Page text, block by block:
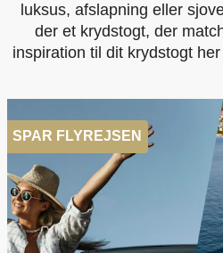
luksus, afslapning eller
der et krydstogt, der
inspiration til dit krydstogt
SPAR FLYREJSEN